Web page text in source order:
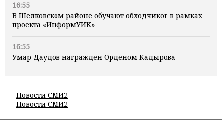
16:55
В Шелковском районе обучают обходчиков в рамках
проекта «ИнформУИК»
16:55
Умар Даудов награжден Орденом Кадырова
Новости СМИ2
Новости СМИ2